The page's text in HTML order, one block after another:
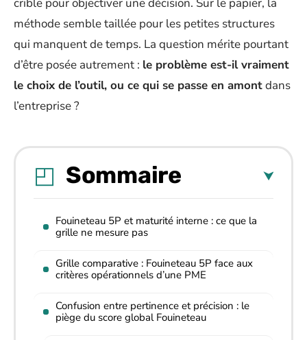
méthode semble taillée pour les petites structures
qui manquent de temps. La question mérite pourtant
d’être posée autrement : le problème est-il vraiment
le choix de l’outil, ou ce qui se passe en amontdans
l’entreprise ?
Sommaire
Fouineteau 5P et maturité interne : ce que la
grille ne mesure pas
Grille comparative : Fouineteau 5P face aux
critères opérationnels d’une PME
Confusion entre pertinence et précision : le
piège du score global Fouineteau